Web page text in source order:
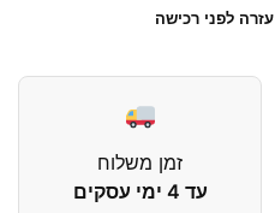
עזרה לפני רכישה
זמן משלוח
עד 4 ימי עסקים